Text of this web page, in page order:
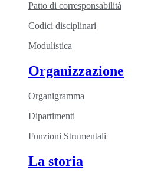
Patto di corresponsabilità
Codici disciplinari
Modulistica
Organizzazione
Organigramma
Dipartimenti
Funzioni Strumentali
La storia